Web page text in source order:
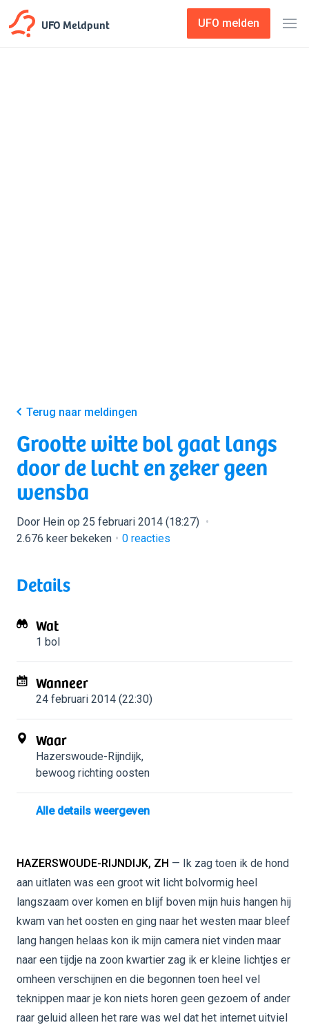
UFO Meldpunt UFO melden
Terug naar meldingen
Grootte witte bol gaat langs
door de lucht en zeker geen
wensba
Door Hein op 25 februari 2014 (18:27)
2.676 keer bekeken
0 reacties
Details
Wat
1 bol
Wanneer
24 februari 2014 (22:30)
Waar
Hazerswoude-Rijndijk,
bewoog richting oosten
Alle details weergeven
HAZERSWOUDE-RIJNDIJK, ZH — Ik zag toen ik de hond
aan uitlaten was een groot wit licht bolvormig heel
langszaam over komen en blijf boven mijn huis hangen hij
kwam van het oosten en ging naar het westen maar bleef
lang hangen helaas kon ik mijn camera niet vinden maar
naar een tijdje na zoon kwartier zag ik er kleine lichtjes er
omheen verschijnen en die begonnen toen heel vel
teknippen maar je kon niets horen geen gezoem of ander
raar geluid alleen het rare was wel dat het internet uitviel